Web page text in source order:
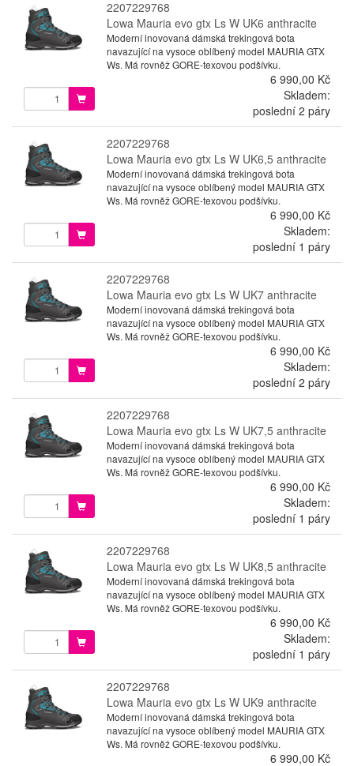
2207229768
Lowa Mauria evo gtx Ls W UK6 anthracite
Moderní inovovaná dámská trekingová bota
navazující na vysoce oblíbený model MAURIA GTX
Ws. Má rovněž GORE-texovou podšívku.
6 990,00 Kč
Skladem:
poslední 2 páry
2207229768
Lowa Mauria evo gtx Ls W UK6,5 anthracite
Moderní inovovaná dámská trekingová bota
navazující na vysoce oblíbený model MAURIA GTX
Ws. Má rovněž GORE-texovou podšívku.
6 990,00 Kč
Skladem:
poslední 1 páry
2207229768
Lowa Mauria evo gtx Ls W UK7 anthracite
Moderní inovovaná dámská trekingová bota
navazující na vysoce oblíbený model MAURIA GTX
Ws. Má rovněž GORE-texovou podšívku.
6 990,00 Kč
Skladem:
poslední 2 páry
2207229768
Lowa Mauria evo gtx Ls W UK7,5 anthracite
Moderní inovovaná dámská trekingová bota
navazující na vysoce oblíbený model MAURIA GTX
Ws. Má rovněž GORE-texovou podšívku.
6 990,00 Kč
Skladem:
poslední 1 páry
2207229768
Lowa Mauria evo gtx Ls W UK8,5 anthracite
Moderní inovovaná dámská trekingová bota
navazující na vysoce oblíbený model MAURIA GTX
Ws. Má rovněž GORE-texovou podšívku.
6 990,00 Kč
Skladem:
poslední 1 páry
2207229768
Lowa Mauria evo gtx Ls W UK9 anthracite
Moderní inovovaná dámská trekingová bota
navazující na vysoce oblíbený model MAURIA GTX
Ws. Má rovněž GORE-texovou podšívku.
6 990,00 Kč